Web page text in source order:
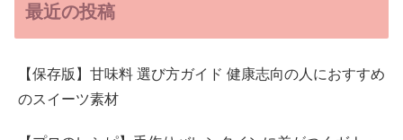
最近の投稿
【保存版】甘味料 選び方ガイド 健康志向の人におすすめ
のスイーツ素材